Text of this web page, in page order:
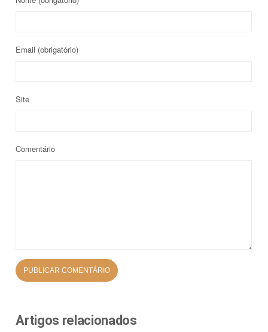
Email (obrigatório)
Site
Comentário
Artigos relacionados